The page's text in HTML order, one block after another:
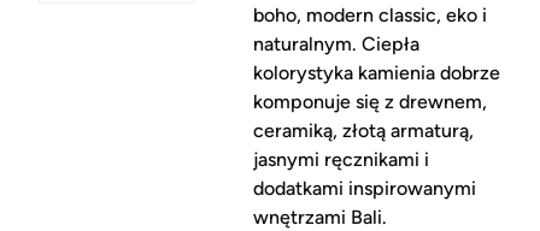
boho, modern classic, eko i
naturalnym. Ciepła
kolorystyka kamienia dobrze
komponuje się z drewnem,
ceramiką, złotą armaturą,
jasnymi ręcznikami i
dodatkami inspirowanymi
wnętrzami Bali.